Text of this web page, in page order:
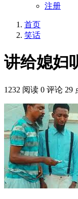
注册
首页
笑话
讲给媳妇
1232 阅读 0 评论 29